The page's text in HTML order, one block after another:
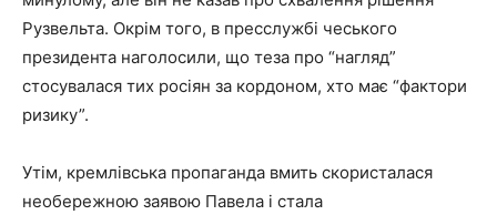
Рузвельта. Окрім того, в пресслужбі чеського
президента наголосили, що теза про “нагляд”
стосувалася тих росіян за кордоном, хто має “фактори
ризику”.
Утім, кремлівська пропаганда вмить скористалася
необережною заявою Павела і стала